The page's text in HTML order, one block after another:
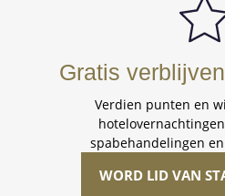
Gratis
Verdien punten en
spabehandelingen
WORD LID VAN